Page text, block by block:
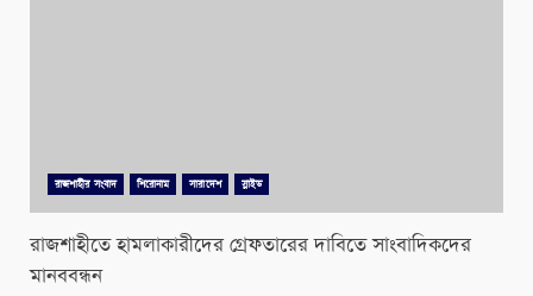
রাজশাহীর সংবাদ শিরোনাম সারাদেশ স্লাইড
রাজশাহীতে হামলাকারীদের গ্রেফতারের দাবিতে সাংবাদিকদের
মানববন্ধন